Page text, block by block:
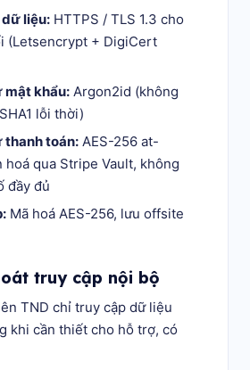
liệu: HTTPS / TLS 1.3 cho
(Letsencrypt + DigiCert
mật khẩu: Argon2id (không
lỗi thời)
thanh toán: AES-256 at-
hoá qua Stripe Vault, không
đầy đủ
Mã hoá AES-256, lưu offsite
truy cập nội bộ
TND chỉ truy cập dữ liệu
khi cần thiết cho hỗ trợ, có